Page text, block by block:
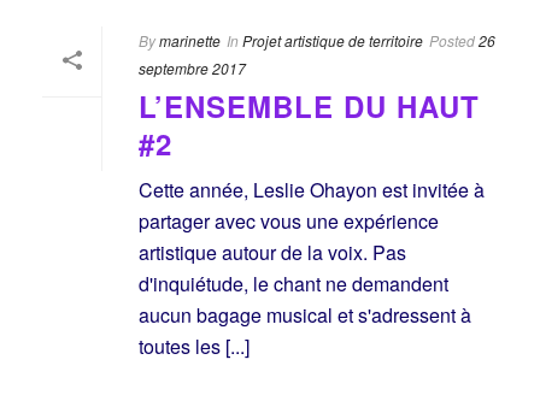
Bymarinette In Projet artistique de territoire Posted26
septembre 2017
L’ENSEMBLE DU HAUT
#2
Cette année, Leslie Ohayon est invitée à
partager avec vous une expérience
artistique autour de la voix. Pas
d'inquiétude, le chant ne demandent
aucun bagage musical et s'adressent à
toutes les [...]